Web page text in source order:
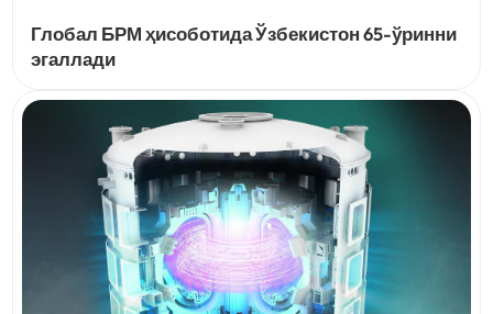
Глобал БРМ ҳисоботида Ўзбекистон 65-ўринни
эгаллади